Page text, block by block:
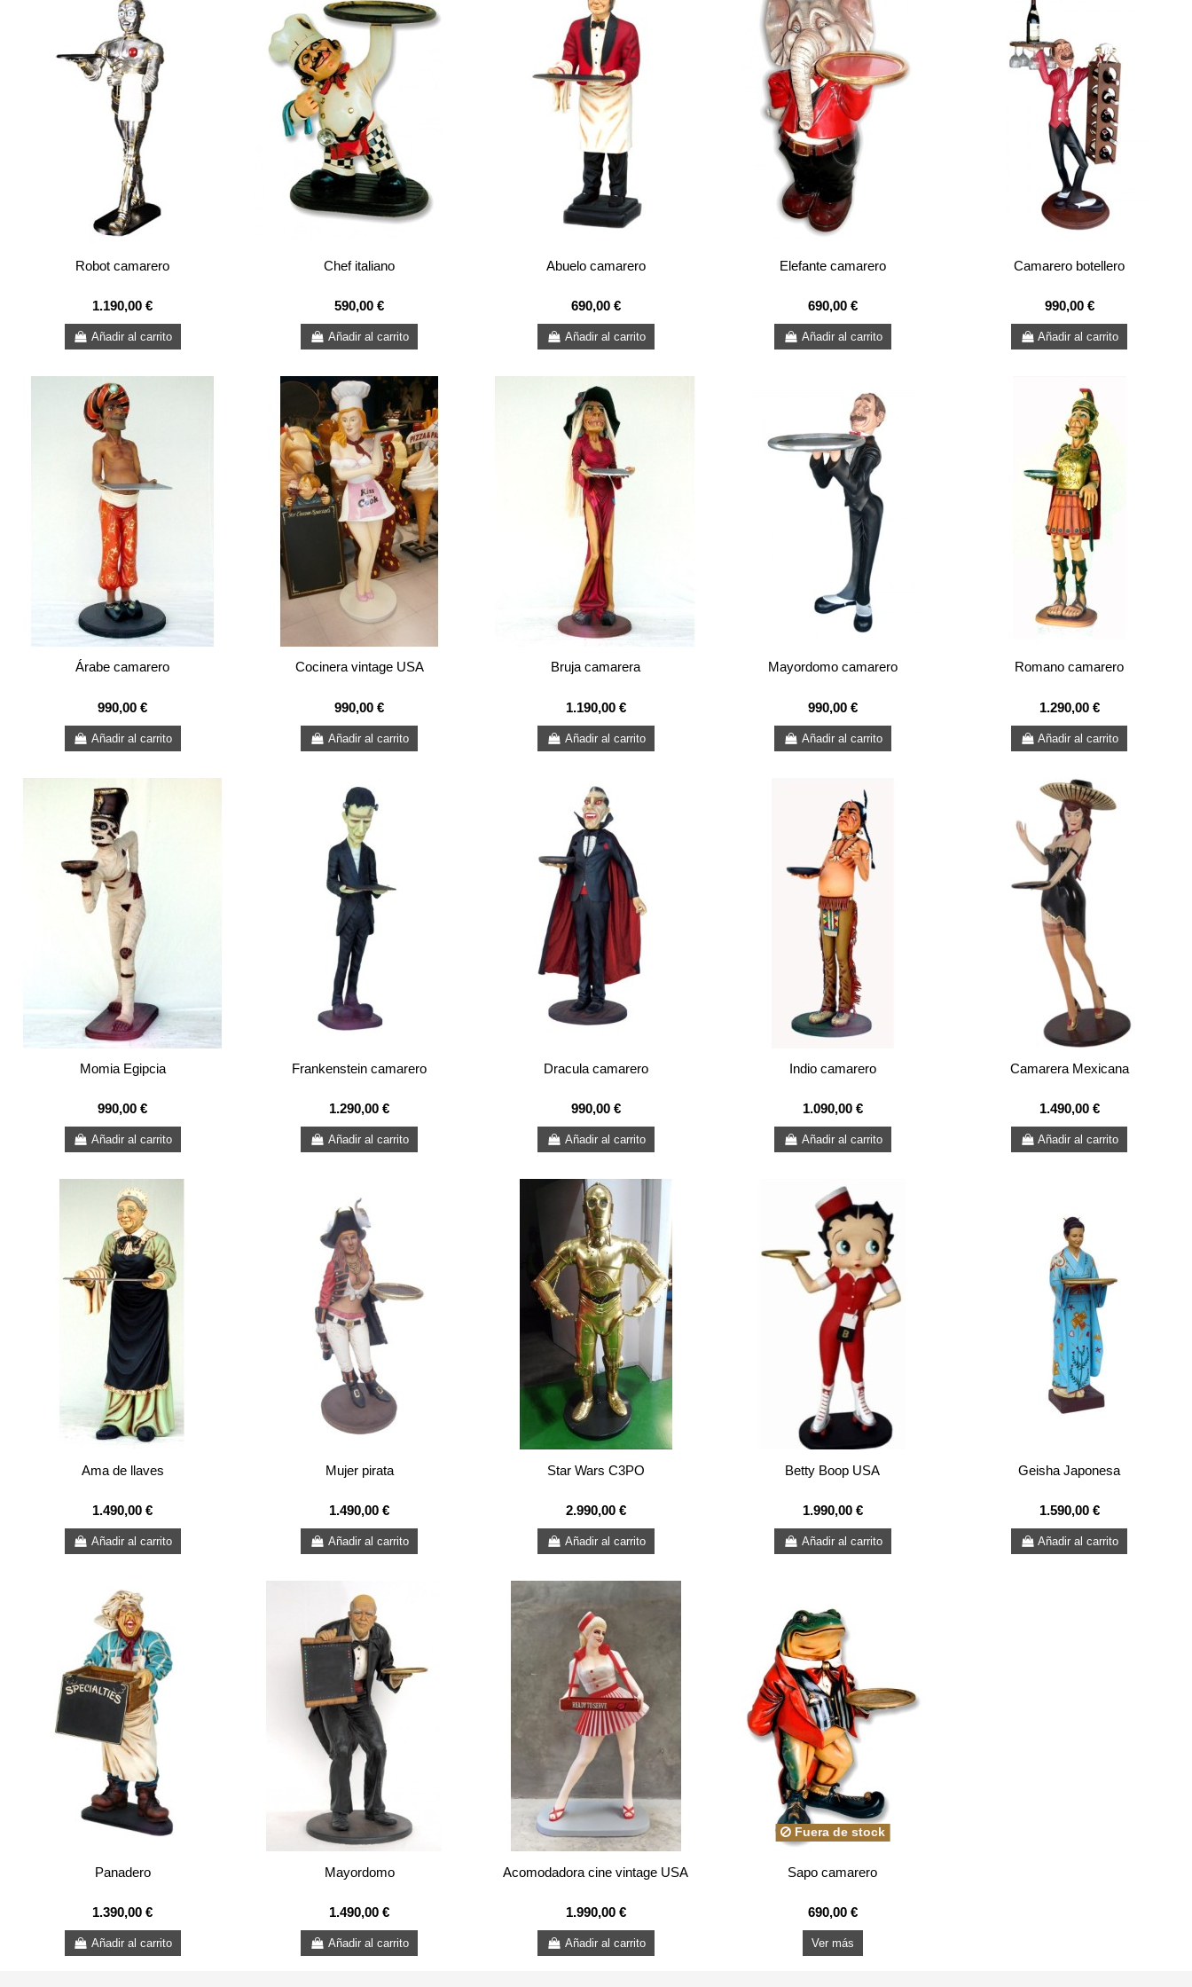
Robot camarero
1.190,00 €
Añadir al carrito
Chef italiano
590,00 €
Añadir al carrito
Abuelo camarero
690,00 €
Añadir al carrito
Elefante camarero
690,00 €
Añadir al carrito
Camarero botellero
990,00 €
Añadir al carrito
Árabe camarero
990,00 €
Añadir al carrito
Cocinera vintage USA
990,00 €
Añadir al carrito
Bruja camarera
1.190,00 €
Añadir al carrito
Mayordomo camarero
990,00 €
Añadir al carrito
Romano camarero
1.290,00 €
Añadir al carrito
Momia Egipcia
990,00 €
Añadir al carrito
Frankenstein camarero
1.290,00 €
Añadir al carrito
Dracula camarero
990,00 €
Añadir al carrito
Indio camarero
1.090,00 €
Añadir al carrito
Camarera Mexicana
1.490,00 €
Añadir al carrito
Ama de llaves
1.490,00 €
Añadir al carrito
Mujer pirata
1.490,00 €
Añadir al carrito
Star Wars C3PO
2.990,00 €
Añadir al carrito
Betty Boop USA
1.990,00 €
Añadir al carrito
Geisha Japonesa
1.590,00 €
Añadir al carrito
Panadero
1.390,00 €
Añadir al carrito
Mayordomo
1.490,00 €
Añadir al carrito
Acomodadora cine vintage USA
1.990,00 €
Añadir al carrito
Fuera de stock
Sapo camarero
690,00 €
Ver más